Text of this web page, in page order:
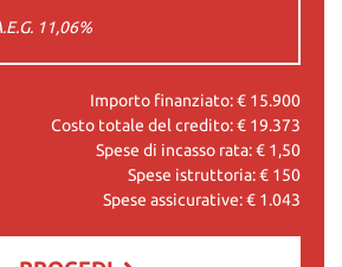
11,06%
Importo finanziato: € 15.900
Costo totale del credito: € 19.373
Spese di incasso rata: € 1,50
Spese istruttoria: € 150
Spese assicurative: € 1.043